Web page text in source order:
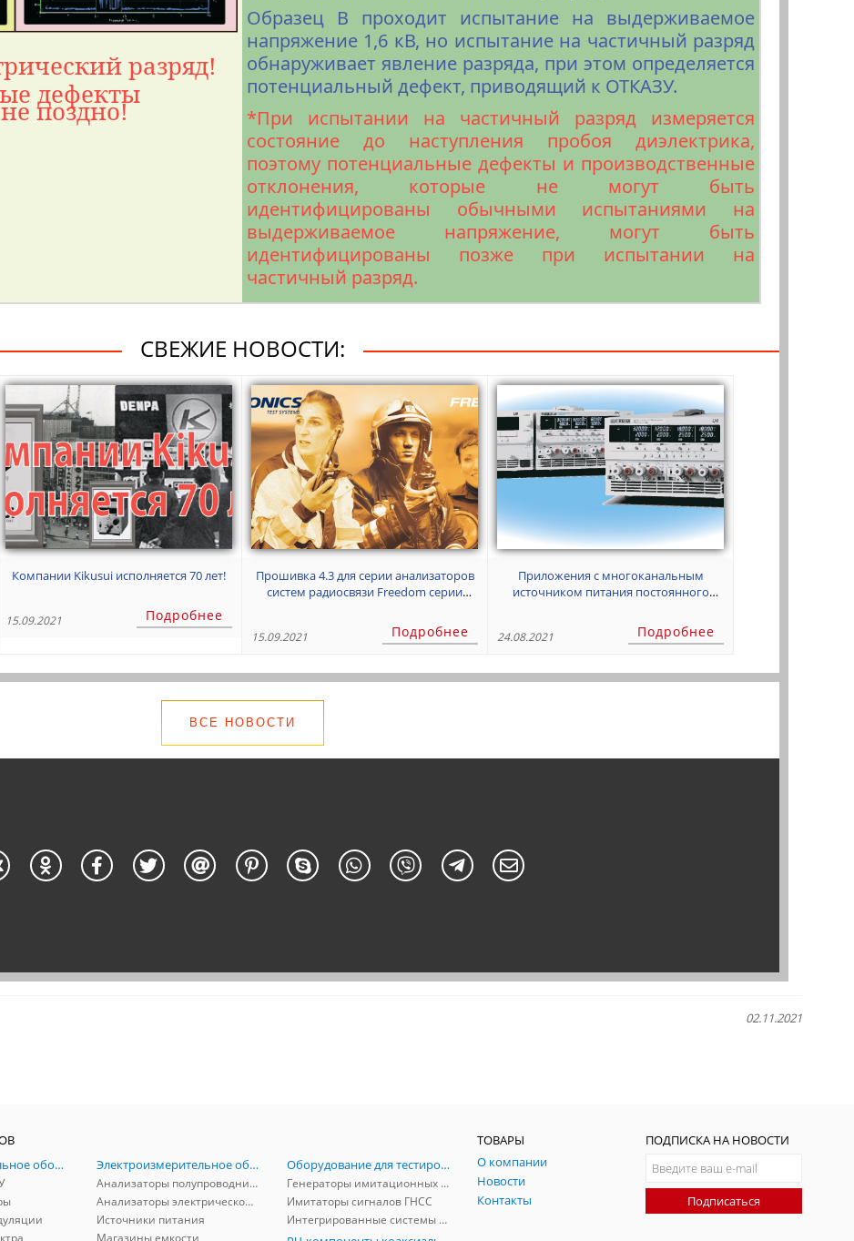
разряд!
дефекты
поздно!
Образец B проходит испытание на выдерживаемое
напряжение 1,6 кВ, но испытание на частичный разряд
обнаруживает явление разряда, при этом определяется
потенциальный дефект, приводящий к ОТКАЗУ.
*При испытании на частичный разряд измеряется
состояние до наступления пробоя диэлектрика,
поэтому потенциальные дефекты и производственные
отклонения, которые не могут быть
идентифицированы обычными испытаниями на
выдерживаемое напряжение, могут быть
идентифицированы позже при испытании на
частичный разряд.
СВЕЖИЕ НОВОСТИ:
Компании Kikusui исполняется 70 лет!
15.09.2021 Подробнее
Прошивка 4.3 для серии анализаторов
систем радиосвязи Freedom серии
15.09.2021 Подробнее
Приложения с многоканальным
источником питания постоянного
24.08.2021 Подробнее
ВСЕ НОВОСТИ
02.11.2021
Радиоизмерительное оборудование
Электроизмерительное оборудование
Анализаторы полупроводников
Анализаторы электрической мощности
Источники питания
Оборудование для тестирования и симуляции ГНСС
Генераторы имитационных и заградительных помех
Имитаторы сигналов ГНСС
Интегрированные системы защиты от ГНСС-помех
ТОВАРЫ
О компании
Новости
Контакты
ПОДПИСКА НА НОВОСТИ
Подписаться